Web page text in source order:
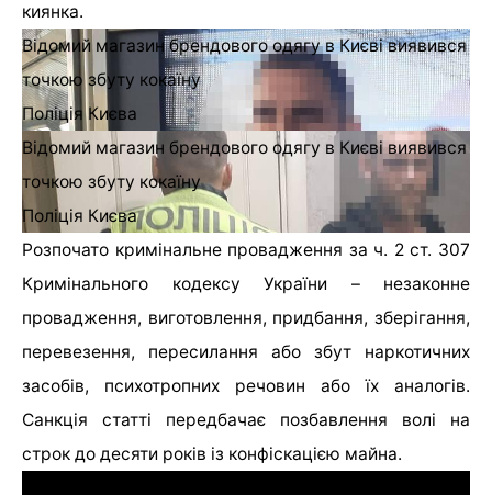
киянка.
Відомий магазин брендового одягу в Києві виявився
точкою збуту кокаїну
Поліція Києва
Відомий магазин брендового одягу в Києві виявився
точкою збуту кокаїну
Поліція Києва
Розпочато кримінальне провадження за ч. 2 ст. 307
Кримінального кодексу України – незаконне
провадження, виготовлення, придбання, зберігання,
перевезення, пересилання або збут наркотичних
засобів, психотропних речовин або їх аналогів.
Санкція статті передбачає позбавлення волі на
строк до десяти років із конфіскацією майна.